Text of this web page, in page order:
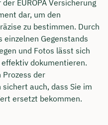
der EUROPA Versicherung
dar, um den
zu bestimmen. Durch
Gegenstands
und Fotos lässt sich
effektiv dokumentieren.
der
auch, dass Sie im
ersetzt bekommen.